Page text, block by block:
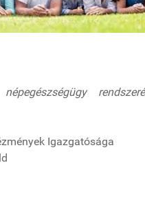
Igazgatósága